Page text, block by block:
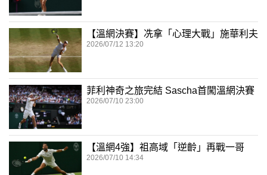
【溫網決賽】冼拿「心理大戰」施華利夫
2026/07/12 13:20
菲利神奇之旅完結 Sascha首闖溫網決賽
2026/07/10 23:00
【溫網4強】祖高域「逆齡」再戰一哥
2026/07/10 14:34